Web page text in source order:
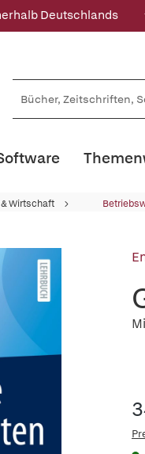
Deutschlands
Wirtschaft